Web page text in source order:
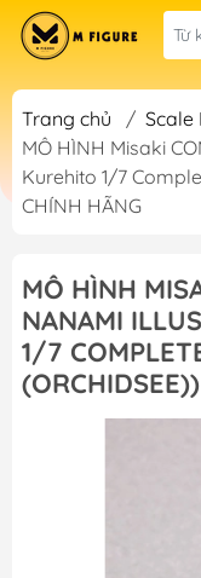
Trang chủ / Scale
MÔ HÌNH Misaki
Kurehito 1/7
CHÍNH HÃNG
MÔ HÌNH
NANAMI
1/7